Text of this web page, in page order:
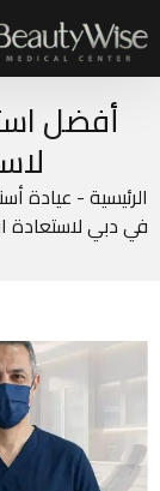
أفضل
الرئيسية- عيادة
في دبي لاستعادة